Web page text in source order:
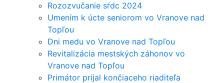
Rozozvučanie sŕdc 2024
Umením k úcte seniorom vo Vranove nad
Topľou
Dni medu vo Vranove nad Topľou
Revitalizácia mestských záhonov vo
Vranove nad Topľou
Primátor prijal končiaceho riaditeľa